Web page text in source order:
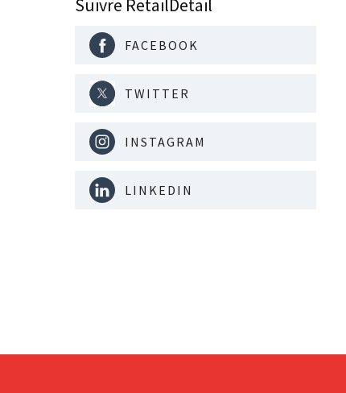
Suivre RetailDetail
FACEBOOK
TWITTER
INSTAGRAM
LINKEDIN